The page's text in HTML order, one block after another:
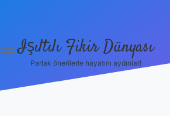
menüyüIşıltılı Fikir Dünyası
Parlak önerilerle hayatını aydınlat!